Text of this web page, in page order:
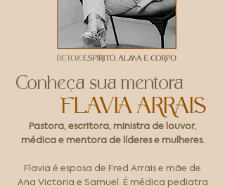
Conheça sua mentora
FLAVIA ARRAIS
Pastora, escritora, ministra de louvor,
médica e mentora de líderes e mulheres.
Flavia é esposa de Fred Arrais e mãe de
Ana Victoria e Samuel. É médica pediatra